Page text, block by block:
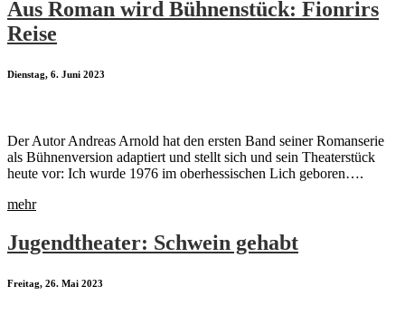
Aus Roman wird Bühnenstück: Fionrirs
Reise
Dienstag, 6. Juni 2023
Der Autor Andreas Arnold hat den ersten Band seiner Romanserie
als Bühnenversion adaptiert und stellt sich und sein Theaterstück
heute vor: Ich wurde 1976 im oberhessischen Lich geboren….
mehr
Jugendtheater: Schwein gehabt
Freitag, 26. Mai 2023